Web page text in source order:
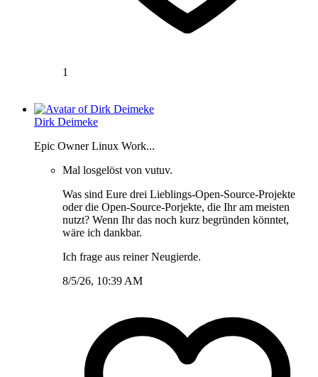
1
Dirk Deimeke
Epic Owner Linux Work...
Mal losgelöst von vutuv.
Was sind Eure drei Lieblings-Open-Source-Projekte
oder die Open-Source-Porjekte, die Ihr am meisten
nutzt? Wenn Ihr das noch kurz begründen könntet,
wäre ich dankbar.
Ich frage aus reiner Neugierde.
8/5/26, 10:39 AM